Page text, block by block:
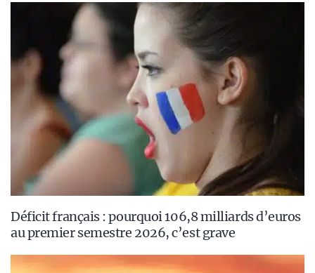
Déficit français : pourquoi 106,8 milliards d’euros
au premier semestre 2026, c’est grave